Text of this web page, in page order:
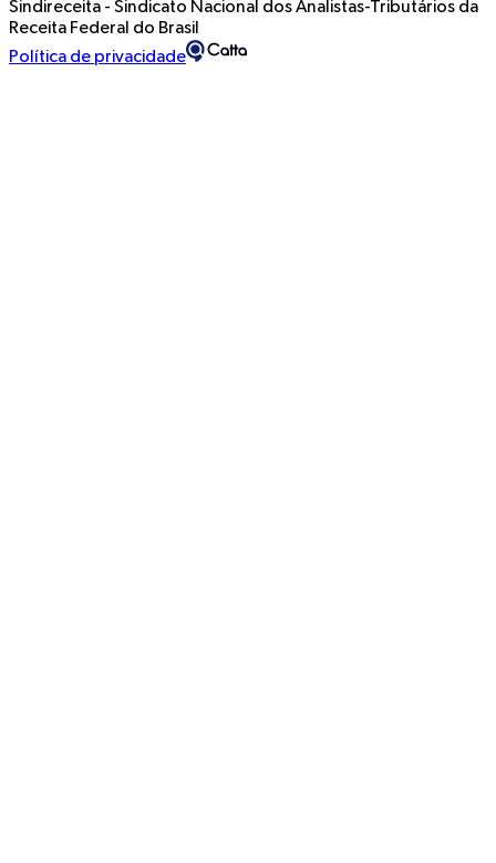
Sindireceita - Sindicato Nacional dos Analistas-Tributários da
Receita Federal do Brasil
Política de privacidade